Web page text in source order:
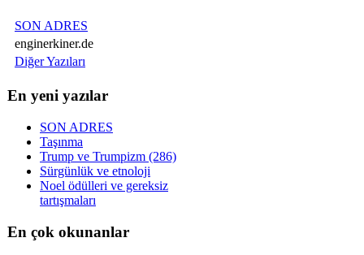
SON ADRES
enginerkiner.de
Diğer Yazıları
En yeni yazılar
SON ADRES
Taşınma
Trump ve Trumpizm (286)
Sürgünlük ve etnoloji
Noel ödülleri ve gereksiz
tartışmaları
En çok okunanlar